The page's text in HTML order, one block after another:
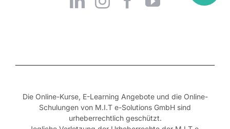
Die Online-Kurse, E-Learning Angebote und die Online-
Schulungen von M.I.T e-Solutions GmbH sind
urheberrechtlich geschützt.